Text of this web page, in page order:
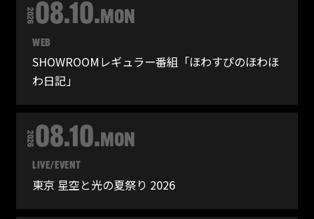
202608.10.MON
SHOWROOMレギュラー番組「ほわすぴのほわほ
わ日記」
WEB
202608.10.MON
東京 星空と光の夏祭り 2026
LIVE/EVENT